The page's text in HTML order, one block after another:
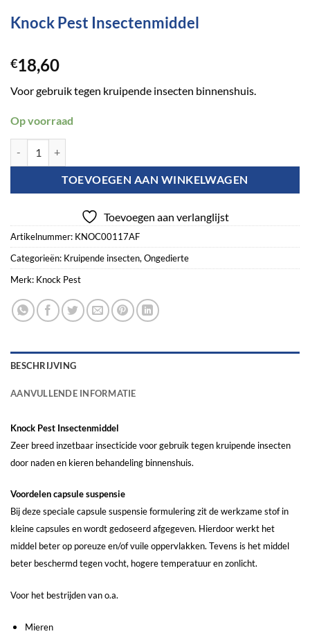
Knock Pest Insectenmiddel
€18,60
Voor gebruik tegen kruipende insecten binnenshuis.
Op voorraad
TOEVOEGEN AAN WINKELWAGEN
Toevoegen aan verlanglijst
Artikelnummer: KNOC00117AF
Categorieën: Kruipende insecten, Ongedierte
Merk: Knock Pest
BESCHRIJVING
AANVULLENDE INFORMATIE
Knock Pest Insectenmiddel
Zeer breed inzetbaar insecticide voor gebruik tegen kruipende insecten
door naden en kieren behandeling binnenshuis.
Voordelen capsule suspensie
Bij deze speciale capsule suspensie formulering zit de werkzame stof in
kleine capsules en wordt gedoseerd afgegeven. Hierdoor werkt het
middel beter op poreuze en/of vuile oppervlakken. Tevens is het middel
beter beschermd tegen vocht, hogere temperatuur en zonlicht.
Voor het bestrijden van o.a.
Mieren